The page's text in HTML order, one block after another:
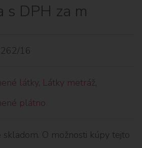
s DPH za m
16
látky, Látky metráž,
plátno
skladom. O možnosti kúpy tejto